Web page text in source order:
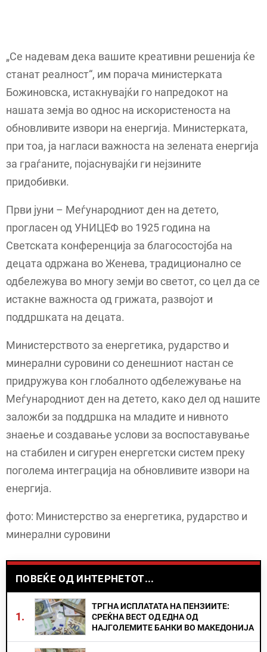
„Се надевам дека вашите креативни решенија ќе
станат реалност“, им порача министерката
Божиновска, истакнувајќи го напредокот на
нашата земја во однос на искористеноста на
обновливите извори на енергија. Министерката,
при тоа, ја нагласи важноста на зелената енергија
за граѓаните, појаснувајќи ги нејзините
придобивки.
Први јуни – Меѓународниот ден на детето,
прогласен од УНИЦЕФ во 1925 година на
Светската конференција за благосостојба на
децата одржана во Женева, традиционално се
одбележува во многу земји во светот, со цел да се
истакне важноста од грижата, развојот и
поддршката на децата.
Министерството за енергетика, рударство и
минерални суровини со денешниот настан се
придружува кон глобалното одбележување на
Меѓународниот ден на детето, како дел од нашите
заложби за поддршка на младите и нивното
знаење и создавање услови за воспоставување
на стабилен и сигурен енергетски систем преку
поголема интеграција на обновливите извори на
енергија.
фото: Министерство за енергетика, рударство и
минерални суровини
ПОВЕЌЕ ОД ИНТЕРНЕТОТ...
1.
ТРГНА ИСПЛАТАТА НА ПЕНЗИИТЕ:
СРЕЌНА ВЕСТ ОД ЕДНА ОД
НАЈГОЛЕМИТЕ БАНКИ ВО МАКЕДОНИЈА